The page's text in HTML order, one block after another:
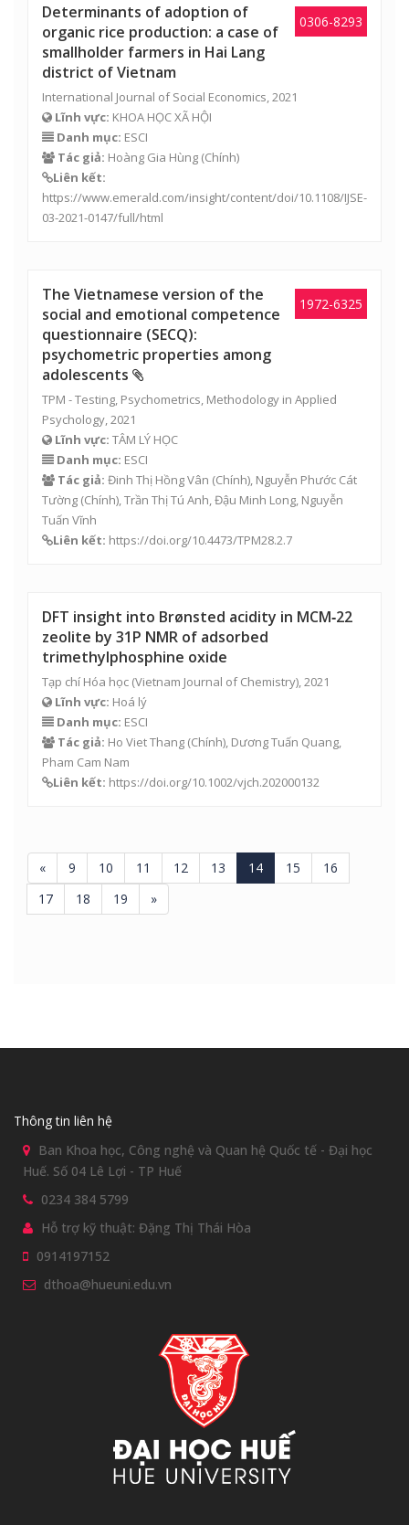
0306-8293
Determinants of adoption of
organic rice production: a case of
smallholder farmers in Hai Lang
district of Vietnam
International Journal of Social Economics, 2021
Lĩnh vực: KHOA HỌC XÃ HỘI
Danh mục: ESCI
Tác giả: Hoàng Gia Hùng (Chính)
Liên kết:
https://www.emerald.com/insight/content/doi/10.1108/IJSE-
03-2021-0147/full/html
1972-6325
The Vietnamese version of the
social and emotional competence
questionnaire (SECQ):
psychometric properties among
adolescents
TPM - Testing, Psychometrics, Methodology in Applied
Psychology, 2021
Lĩnh vực: TÂM LÝ HỌC
Danh mục: ESCI
Tác giả: Đinh Thị Hồng Vân (Chính), Nguyễn Phước Cát
Tường (Chính), Trần Thị Tú Anh Đậu Minh Long Nguyễn
Tuấn Vĩnh
Liên kết: https://doi.org/10.4473/TPM28.2.7
DFT insight into Brønsted acidity in MCM‐22
zeolite by 31P NMR of adsorbed
trimethylphosphine oxide
Tạp chí Hóa học (Vietnam Journal of Chemistry), 2021
Lĩnh vực: Hoá lý
Danh mục: ESCI
Tác giả: Ho Viet Thang (Chính), Dương Tuấn Quang
Pham Cam Nam
Liên kết: https://doi.org/10.1002/vjch.202000132
« 9 10 11 12 13 14 15
16
17
18 19 »
Thông tin liên hệ
Ban Khoa học, Công nghệ và Quan hệ Quốc tế - Đại học
Huế. Số 04 Lê Lợi - TP Huế
0234 384 5799
Hỗ trợ kỹ thuật: Đặng Thị Thái Hòa
0914197152
dthoa@hueuni.edu.vn